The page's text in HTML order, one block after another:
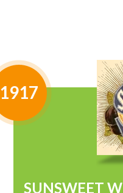
1917
SUNSWEET